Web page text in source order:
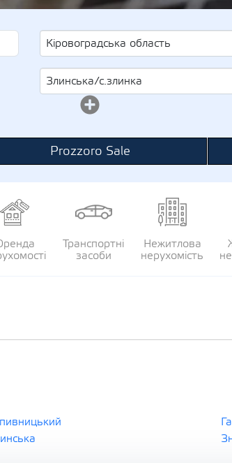
Кіровоградська область
Злинська/с.злинка
Prozzoro Sale
Транспортні
засоби
Нежитлова
нерухомість